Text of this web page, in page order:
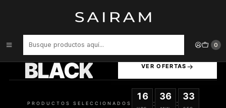
0
PERFUME FRAGRANCE WORLD STAR MEN NEBULA HOMBRE EDP
BLACK VER OFERTAS
PRODUCTOS SELECCIONADOS
16
:
36
:
32